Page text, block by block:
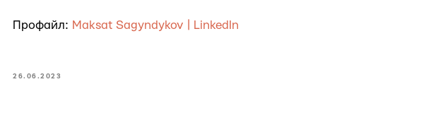
Профайл: Maksat Sagyndykov | LinkedIn
26.06.2023